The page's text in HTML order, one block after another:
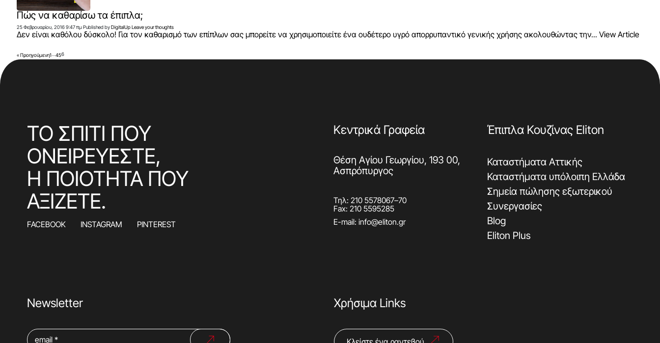
Πώς να καθαρίσω τα έπιπλα;
25 Φεβρουαρίου, 2016 9:47 πμ Published by DigitalUp Leave your thoughts
Δεν είναι καθόλου δύσκολο! Για τον καθαρισμό των επίπλων σας μπορείτε να χρησιμοποιείτε ένα ουδέτερο υγρό απορρυπαντικό γενικής χρήσης ακολουθώντας την... View Article
« Προηγούμενη1…456
ΤΟ ΣΠΙΤΙ ΠΟΥ
ΟΝΕΙΡΕΥΕΣΤΕ,
Η ΠΟΙΟΤΗΤΑ ΠΟΥ
ΑΞΙΖΕΤΕ.
FACEBOOK INSTAGRAM PINTEREST
Κεντρικά Γραφεία
Θέση Αγίου Γεωργίου, 193 00,
Ασπρόπυργος
Τηλ:210 5578067–70
Fax: 210 5595285
E-mail:info@eliton.gr
Έπιπλα Κουζίνας Eliton
Καταστήματα Αττικής
Καταστήματα υπόλοιπη Ελλάδα
Σημεία πώλησης εξωτερικού
Συνεργασίες
Blog
Eliton Plus
Newsletter Χρήσιμα Links